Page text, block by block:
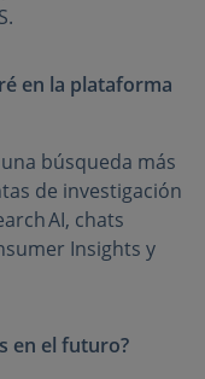
en la plataforma
búsqueda más
de investigación
AI, chats
Insights y
en el futuro?